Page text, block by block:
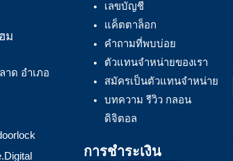
ม
าด อำเภอ
เลขบัญชี
แค็ตตาล็อก
คำถามที่พบบ่อย
ตัวแทนจำหน่ายของเรา
สมัครเป็นตัวแทนจำหน่าย
บทความ รีวิว กลอน
ดิจิตอล
การชำระเงิน